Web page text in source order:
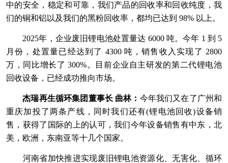
中的安全，稳定和可靠，我们产品的回收率和回收纯度，我
们的铜和铝以及我们的黑粉回收率，都均已达到 98% 以上。
2025年，企业废旧锂电池处置量达 6000 吨。今年 1 到 5
月份，处置量已经达到了 4300 吨，销售收入实现了 2800
万，同比增长了 300%。目前企业自主研发的第二代锂电池
回收设备，已经成功推向市场。
杰瑞再生循环集团董事长 曲林： 今年我们又在了广州和
重庆加投了两条产线，同时我们还有(锂电池回收)设备销
售，获得了国际的上的认可，我们今年设备销售有中东，北
美，欧洲，东南亚等十几个国家。
河南省加快推进实现废旧锂电池资源化、无害化、循环